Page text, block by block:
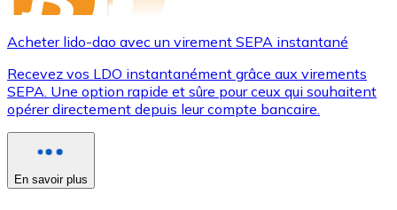
Acheter lido-dao avec un virement SEPA instantané
Recevez vos LDO instantanément grâce aux virements
SEPA. Une option rapide et sûre pour ceux qui souhaitent
opérer directement depuis leur compte bancaire.
En savoir plus